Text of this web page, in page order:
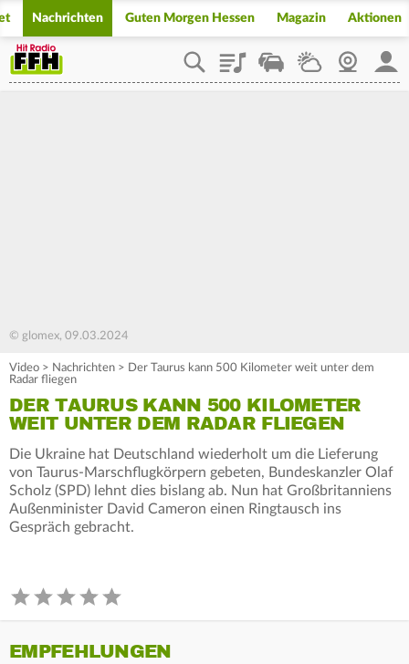
Nachrichten Guten Morgen Hessen Magazin Aktionen
PlaylistStaupilotWetterWebcam
© glomex, 09.03.2024
Video > Nachrichten > Der Taurus kann 500 Kilometer weit unter dem
Radar fliegen
DER TAURUS KANN 500 KILOMETER
WEIT UNTER DEM RADAR FLIEGEN
Die Ukraine hat Deutschland wiederholt um die Lieferung
von Taurus-Marschflugkörpern gebeten, Bundeskanzler Olaf
Scholz (SPD) lehnt dies bislang ab. Nun hat Großbritanniens
Außenminister David Cameron einen Ringtausch ins
Gespräch gebracht.
EMPFEHLUNGEN